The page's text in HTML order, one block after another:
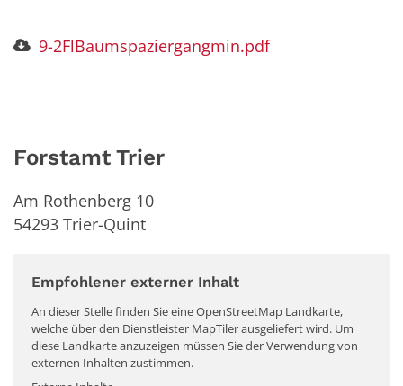
9-2FlBaumspaziergangmin.pdf
Forstamt Trier
Am Rothenberg 10
54293 Trier-Quint
Empfohlener externer Inhalt
An dieser Stelle finden Sie eine OpenStreetMap Landkarte,
welche über den Dienstleister MapTiler ausgeliefert wird. Um
diese Landkarte anzuzeigen müssen Sie der Verwendung von
externen Inhalten zustimmen.